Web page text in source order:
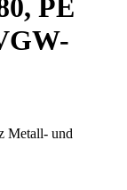
PE
Metall- und